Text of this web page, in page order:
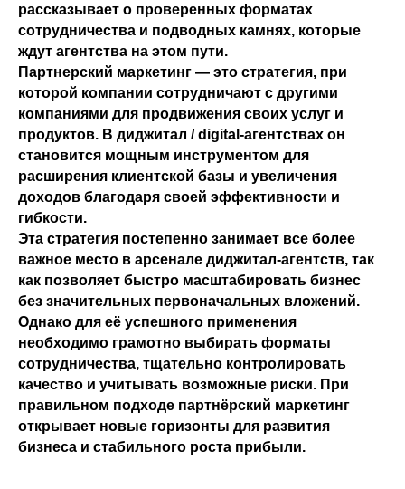
рассказывает о проверенных форматах
сотрудничества и подводных камнях, которые
ждут агентства на этом пути.
Партнерский маркетинг — это стратегия, при
которой компании сотрудничают с другими
компаниями для продвижения своих услуг и
продуктов. В диджитал / digital-агентствах он
становится мощным инструментом для
расширения клиентской базы и увеличения
доходов благодаря своей эффективности и
гибкости.
Эта стратегия постепенно занимает все более
важное место в арсенале диджитал-агентств, так
как позволяет быстро масштабировать бизнес
без значительных первоначальных вложений.
Однако для её успешного применения
необходимо грамотно выбирать форматы
сотрудничества, тщательно контролировать
качество и учитывать возможные риски. При
правильном подходе партнёрский маркетинг
открывает новые горизонты для развития
бизнеса и стабильного роста прибыли.